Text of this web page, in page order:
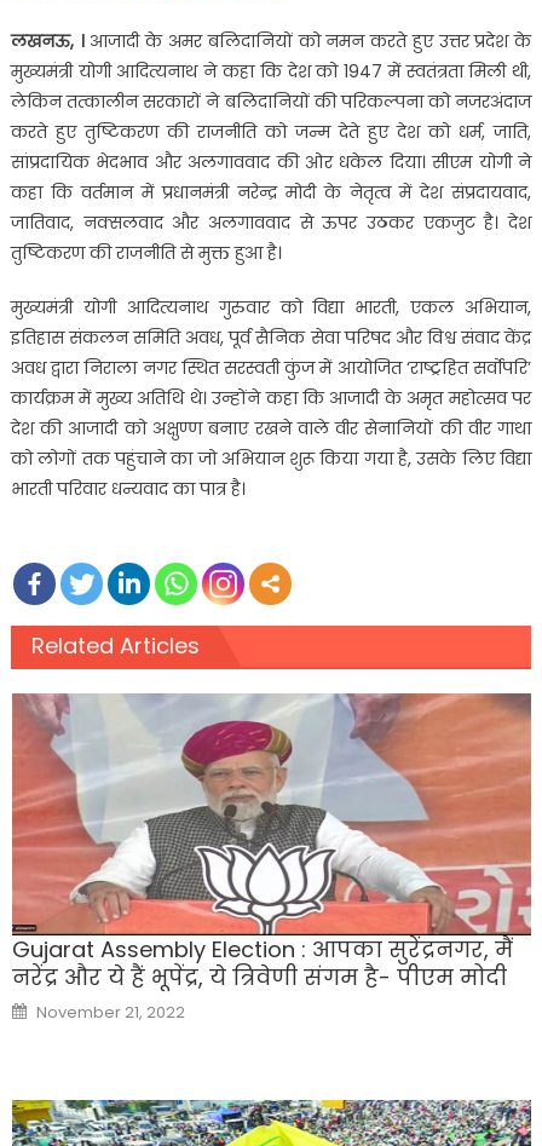
लखनऊ, । आजादी के अमर बलिदानियों को नमन करते हुए उत्तर प्रदेश के
मुख्यमंत्री योगी आदित्यनाथ ने कहा कि देश को 1947 में स्वतंत्रता मिली थी,
लेकिन तत्कालीन सरकारों ने बलिदानियों की परिकल्पना को नजरअंदाज
करते हुए तुष्टिकरण की राजनीति को जन्म देते हुए देश को धर्म, जाति,
सांप्रदायिक भेदभाव और अलगाववाद की ओर धकेल दिया। सीएम योगी ने
कहा कि वर्तमान में प्रधानमंत्री नरेन्द्र मोदी के नेतृत्व में देश संप्रदायवाद,
जातिवाद, नक्सलवाद और अलगाववाद से ऊपर उठकर एकजुट है। देश
तुष्टिकरण की राजनीति से मुक्त हुआ है।
मुख्यमंत्री योगी आदित्यनाथ गुरुवार को विद्या भारती, एकल अभियान,
इतिहास संकलन समिति अवध, पूर्व सैनिक सेवा परिषद और विश्व संवाद केंद्र
अवध द्वारा निराला नगर स्थित सरस्वती कुंज में आयोजित ‘राष्ट्रहित सर्वोपरि’
कार्यक्रम में मुख्य अतिथि थे। उन्होंने कहा कि आजादी के अमृत महोत्सव पर
देश की आजादी को अक्षुण्ण बनाए रखने वाले वीर सेनानियों की वीर गाथा
को लोगों तक पहुंचाने का जो अभियान शुरू किया गया है, उसके लिए विद्या
भारती परिवार धन्यवाद का पात्र है।
Related Articles
Gujarat Assembly Election : आपका सुरेंद्रनगर, मैं
नरेंद्र और ये हैं भूपेंद्र, ये त्रिवेणी संगम है- पीएम मोदी
Posted
on
November 21, 2022